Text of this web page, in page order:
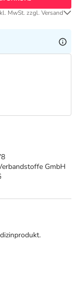
GmbH
MwSt. zzgl. Versand